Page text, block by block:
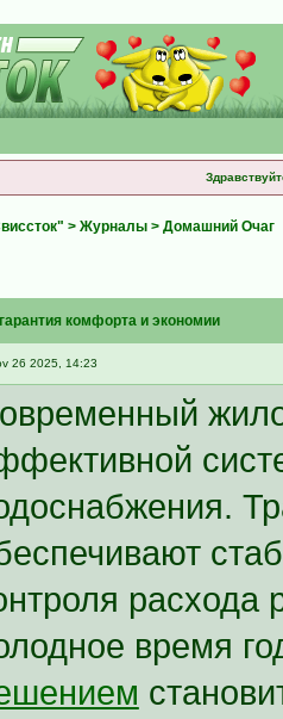
> Журналы> Домашний Очаг
комфорта и экономии
26 2025, 14:23
расхода
время